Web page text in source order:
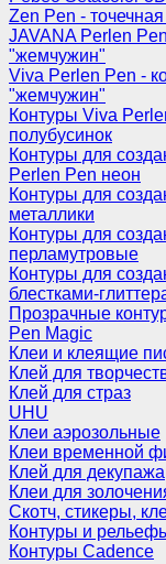
Zen Pen -
JAVANA Perlen
"жемчужин"
Viva Perlen Pen -
"жемчужин"
Контуры Viva
полубусинок
Контуры для
Perlen Pen неон
Контуры для
металлики
Контуры для
перламутровые
Контуры для
блестками-
Прозрачные
Pen Magic
Клеи и клеящие
Клей для
Клей для страз
UHU
Клеи аэрозольные
Клеи временной
Клей для декупажа
Клеи для
Скотч, стикеры,
Контуры и
Контуры Cadence